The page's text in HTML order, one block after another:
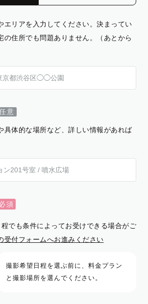
エリアを入力してください。決まってい
の住所でも問題ありません。（あとから
具体的な場所など、詳しい情報があれば
でも条件によってお受けできる場合がご
受付フォームへお進みください
撮影希望日程を選ぶ前に、料金プラン
と撮影場所を選んでください。